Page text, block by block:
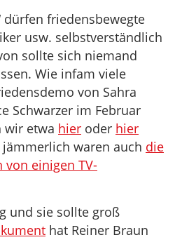
dürfen friedensbewegte
usw. selbstverständlich
sollte sich niemand
Wie infam viele
von Sahra
Schwarzer im Februar
wir etwa hier oder hier
waren auch die
von einigen TV-
und sie sollte groß
hat Reiner Braun